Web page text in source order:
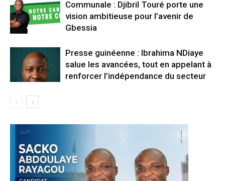
Communale : Djibril Touré porte une
vision ambitieuse pour l’avenir de
Gbessia
Presse guinéenne : Ibrahima NDiaye
salue les avancées, tout en appelant à
renforcer l’indépendance du secteur